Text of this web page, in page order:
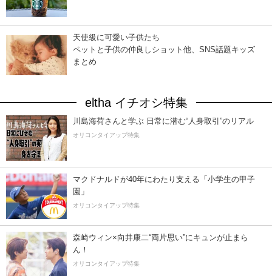
天使級に可愛い子供たち
ペットと子供の仲良しショット他、SNS話題キッズ
まとめ
eltha イチオシ特集
川島海荷さんと学ぶ 日常に潜む“人身取引”のリアル
オリコンタイアップ特集
マクドナルドが40年にわたり支える「小学生の甲子
園」
オリコンタイアップ特集
森崎ウィン×向井康二“両片思い”にキュンが止まら
ん！
オリコンタイアップ特集